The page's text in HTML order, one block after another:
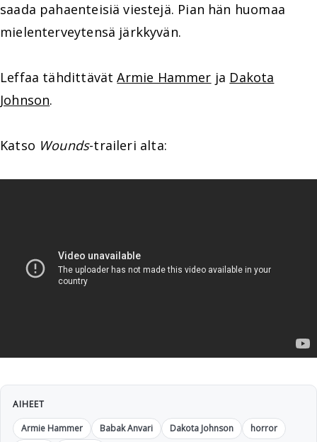
saada pahaenteisiä viestejä. Pian hän huomaa
mielenterveytensä järkkyvän.
Leffaa tähdittävätArmie Hammer ja Dakota
Johnson.
Katso Wounds-traileri alta:
AIHEET
Armie Hammer
Babak Anvari Dakota Johnson
horror